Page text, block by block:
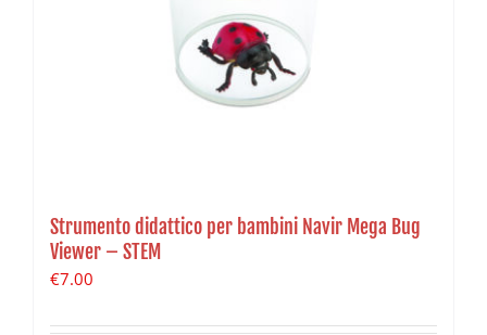
Strumento didattico per bambini Navir Mega Bug
Viewer – STEM
€7.00